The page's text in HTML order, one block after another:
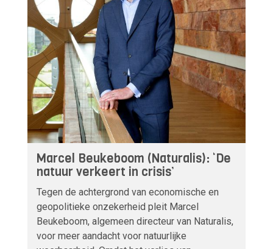
Marcel Beukeboom (Naturalis): ‘De
natuur verkeert in crisis’
Tegen de achtergrond van economische en
geopolitieke onzekerheid pleit Marcel
Beukeboom, algemeen directeur van Naturalis,
voor meer aandacht voor natuurlijke